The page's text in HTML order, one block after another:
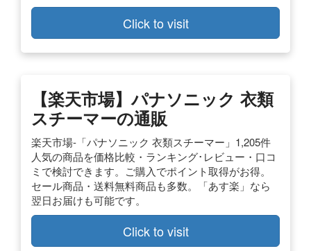
Click to visit
【楽天市場】パナソニック 衣類
スチーマーの通販
楽天市場-「パナソニック 衣類スチーマー」1,205件
人気の商品を価格比較・ランキング･レビュー・口コ
ミで検討できます。ご購入でポイント取得がお得。
セール商品・送料無料商品も多数。「あす楽」なら
翌日お届けも可能です。
Click to visit